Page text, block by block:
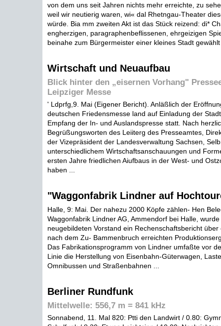
von dem uns seit Jahren nichts mehr erreichte, zu
weil wir neutierig waren, wi« dal Rhetngau-Theater
würde. Bia mm zweiten Akt ist das Stück reizend: di*
engherzigen, paragraphenbeflissenen, ehrgeizigen
beinahe zum Bürgermeister einer kleines Stadt
Wirtschaft und Neuaufbau
Blick hinter den „eisernen Vorhang"
Leipziger Messe
' Ldprfg,9. Mai (Eigener Bericht). Anläßlich der
deutschen Friedensmesse land auf Einladung der
Empfang der In- und Auslandspresse statt. Nach
Begrüßungsworten des Leiiterg des Presseamtes,
der Vizepräsident der Landesverwaltung Sachsen,
unterschiedlichem Wirtschaftsanschauungen und
ersten Jahre friedlichen Aiufbaus in der West- und
haben ...
"Waggonfabrik Lindner auf
Halle, 9: Mai. Der nahezu 2000 Köpfe zählen- Hen
Waggonfabrik Lindner AG, Ammendorf bei Halle,
neugebildeten Vorstand ein Rechenschaftsbericht
nach dem Zu- Bammenbruch erreichten
Das Fabrikationsprogramm von Lindner umfaßte vor
Linie die Herstellung von Eisenbahn-Güterwagen,
Omnibussen und Straßenbahnen ...
Berliner Rundfunk
Mittelwelle: 556,7 m = 841 kHz
Sonnabend, 11. Mal 820: Ptti den Landwirt / 0.80: